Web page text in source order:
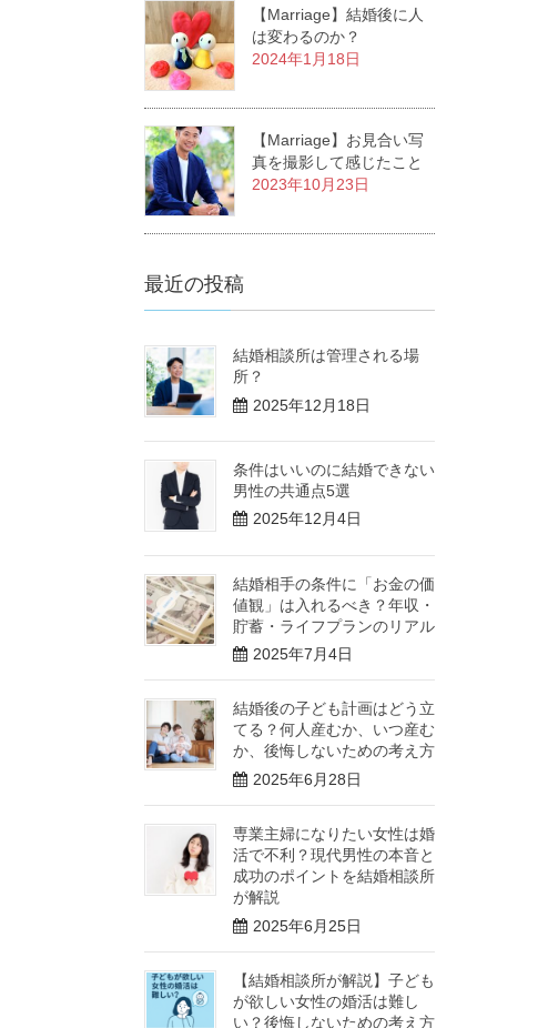
【Marriage】結婚後に人
は変わるのか？
2024年1月18日
【Marriage】お見合い写
真を撮影して感じたこと
2023年10月23日
最近の投稿
結婚相談所は管理される場
所？
2025年12月18日
条件はいいのに結婚できない
男性の共通点5選
2025年12月4日
結婚相手の条件に「お金の価
値観」は入れるべき？年収・
貯蓄・ライフプランのリアル
2025年7月4日
結婚後の子ども計画はどう立
てる？何人産むか、いつ産む
か、後悔しないための考え方
2025年6月28日
専業主婦になりたい女性は婚
活で不利？現代男性の本音と
成功のポイントを結婚相談所
が解説
2025年6月25日
【結婚相談所が解説】子ども
が欲しい女性の婚活は難し
い？後悔しないための考え方